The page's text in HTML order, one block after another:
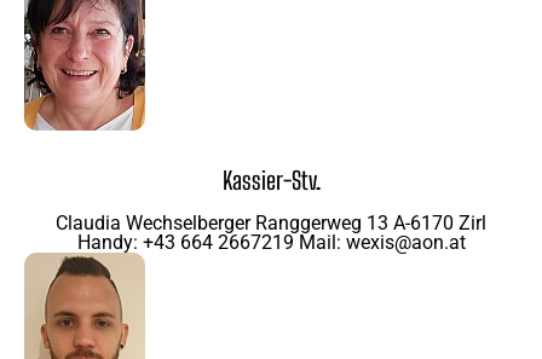
Kassier-Stv.
Claudia Wechselberger Ranggerweg 13 A-6170 Zirl
Handy: +43 664 2667219 Mail: wexis@aon.at